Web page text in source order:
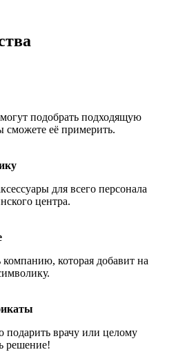
подобрать подходящую
сможете её примерить.
для всего персонала
центра.
которая добавит на
подарить врачу или целому
решение!